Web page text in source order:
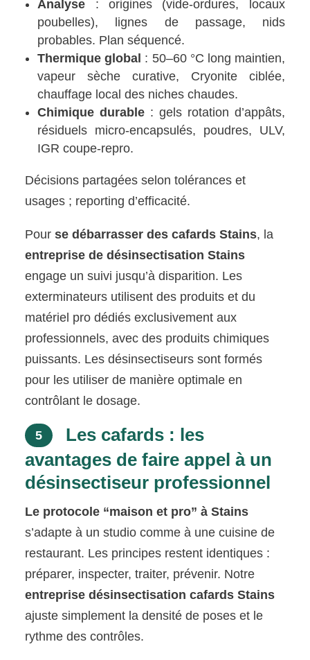
Analyse : origines (vide-ordures, locaux
poubelles), lignes de passage, nids
probables. Plan séquencé.
Thermique global : 50–60 °C long maintien,
vapeur sèche curative, Cryonite ciblée,
chauffage local des niches chaudes.
Chimique durable : gels rotation d’appâts,
résiduels micro-encapsulés, poudres, ULV,
IGR coupe-repro.
Décisions partagées selon tolérances et
usages ; reporting d’efficacité.
Pourse débarrasser des cafards Stains, la
entreprise de désinsectisation Stains
engage un suivi jusqu’à disparition. Les
exterminateurs utilisent des produits et du
matériel pro dédiés exclusivement aux
professionnels, avec des produits chimiques
puissants. Les désinsectiseurs sont formés
pour les utiliser de manière optimale en
contrôlant le dosage.
5
Les cafards : les
avantages de faire appel à un
désinsectiseur professionnel
Le protocole “maison et pro” à Stains
s’adapte à un studio comme à une cuisine de
restaurant. Les principes restent identiques :
préparer, inspecter, traiter, prévenir. Notre
entreprise désinsectisation cafards Stains
ajuste simplement la densité de poses et le
rythme des contrôles.